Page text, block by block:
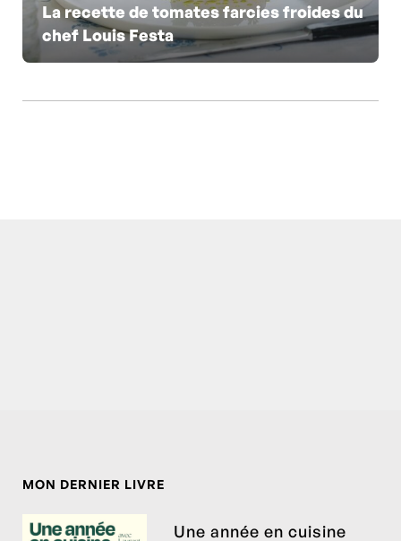
La recette de tomates farcies froides du
chef Louis Festa
MON DERNIER LIVRE
Une année en cuisine